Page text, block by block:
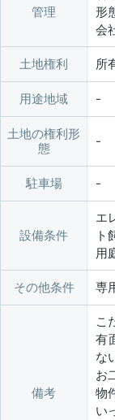
管理
形
会
土地権利 所
用途地域
土地の権利形
態
駐車場
設備条件
エ
ト
用
その他条件 専
備考
こ
有
な
お
物
い